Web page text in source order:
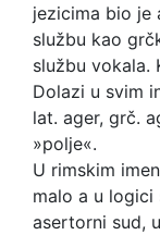
jezicima bio je
službu kao
službu vokala.
Dolazi u svim
lat. ager, grč.
»polje«.
U rimskim
malo a u logici
asertorni sud,